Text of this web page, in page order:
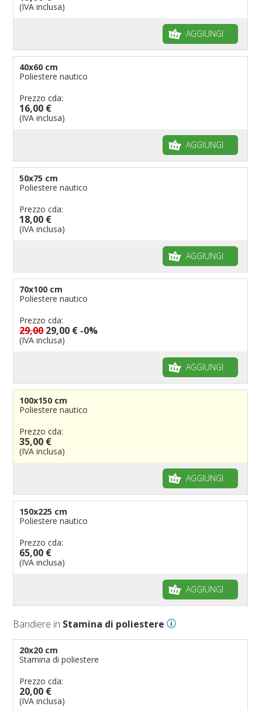
Bandiere per riserve naturali e parchi
Bandiere Militari e della Marina
pennoni per bandiere
(IVA inclusa)
AGGIUNGI
40x60 cm
Poliestere nautico
Prezzo cda:
16,00 €
(IVA inclusa)
AGGIUNGI
50x75 cm
Poliestere nautico
Prezzo cda:
18,00 €
(IVA inclusa)
AGGIUNGI
70x100 cm
Poliestere nautico
Prezzo cda:
29,00 29,00 € -0%
(IVA inclusa)
AGGIUNGI
100x150 cm
Poliestere nautico
Prezzo cda:
35,00 €
(IVA inclusa)
AGGIUNGI
150x225 cm
Poliestere nautico
Prezzo cda:
65,00 €
(IVA inclusa)
AGGIUNGI
Bandiere in Stamina di poliestere
20x20 cm
Stamina di poliestere
Prezzo cda:
20,00 €
(IVA inclusa)